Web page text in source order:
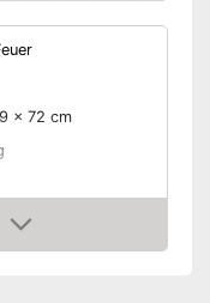
x 72 cm